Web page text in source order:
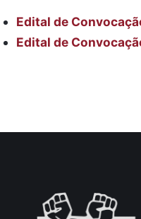
Edital de
Edital de